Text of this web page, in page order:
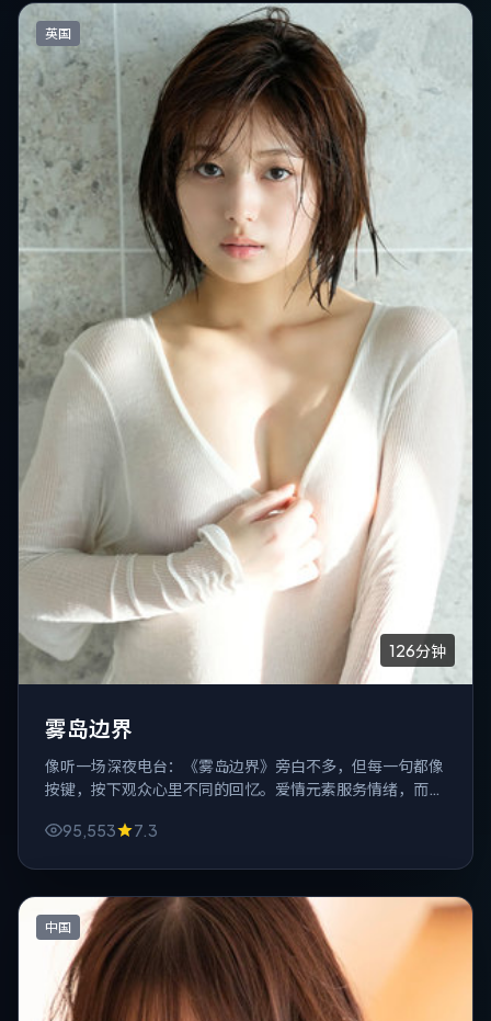
英国
126分钟
雾岛边界
像听一场深夜电台：《雾岛边界》旁白不多，但每一句都像
按键，按下观众心里不同的回忆。爱情元素服务情绪，而不
95,553
7.3
中国